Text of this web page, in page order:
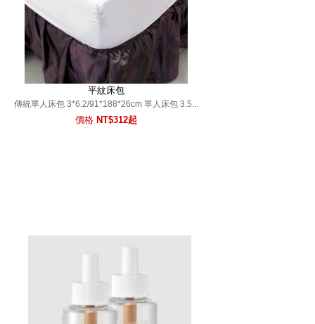
平紋床包
傳統單人床包 3*6.2/91*188*26cm 單人床包 3.5...
價格 NT$312起